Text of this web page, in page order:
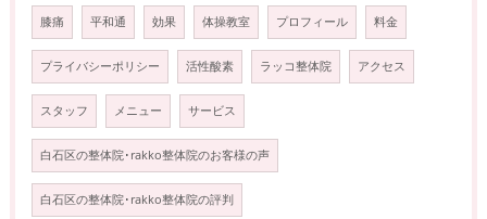
膝痛 平和通 効果 体操教室 プロフィール 料金
プライバシーポリシー 活性酸素 ラッコ整体院 アクセス
スタッフ メニュー サービス
白石区の整体院･rakko整体院のお客様の声
白石区の整体院･rakko整体院の評判